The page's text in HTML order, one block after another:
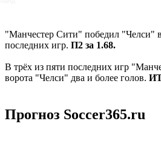
"Манчестер Сити" победил "Челси"
последних игр. П2 за 1.68.
В трёх из пяти последних игр
ворота "Челси" два и более голов.
Прогноз Soccer365.ru